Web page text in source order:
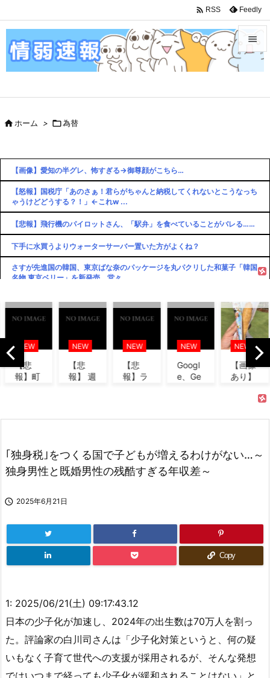




 RSS Feedly
ホーム > 為替
【画像】愛知の半グレ、怖すぎる→御尊顔がこちら…
【怒報】国税庁「あのさぁ！君らがちゃんと納税してくれないとこうなっち
ゃうけどどうする？！」←これw ...
【悲報】飛行機のパイロットさん、「駅弁」を食べていることがバレる……
下手に水買うよりウォーターサーバー置いた方がよくね？
さすが先進国の韓国、東京ばな奈のパッケージを丸パクリした和菓子「韓国
名物 東京ベリー」を新発売、堂々...
い」
ハードオフに売っていた4万4000円のフィギュアがヤバすぎるｗｗｗｗｗ
ｗ「こんな高いの？ｗｗ」「逆に...
小笠原6失点KO→立浪監督「原因は本人が一番分かってる」小笠原「原因が
分からない」
ル公開
ドラゴンボール最新強さランキング、ベジータがTOP10にすら入れなくて
三大アイドルアニメ、決まる
深夜アニメは2006～2014年までが頂点
当時の少年はみんな夢中になった カー消しにマンガ 1970年代の「スーパー
カーブーム」って覚えてる？
シャンクス「楽しかったぜぇ！ルフィ、お前との友情ごっこをよぉwww」
←みんなこれが見たいという事実
【悲
報】町
し訳な
NEW
【悲
報】 週
ん、最
NEW
【悲
報】ラ
露する
NEW
Googl
e、Ge
「史...
NEW
【画像
あり】
なり巻
NEW
｢独身税｣をつくる国で子どもが増えるわけがない…～
独身男性と既婚男性の残酷すぎる年収差～
 2025年6月21日
Copy
1: 2025/06/21(土) 09:17:43.12
日本の少子化が加速し、2024年の出生数は70万人を割っ
た。評論家の白川司さんは「少子化対策というと、何の疑
いもなく子育て世代への支援が採用されるが、そんな発想